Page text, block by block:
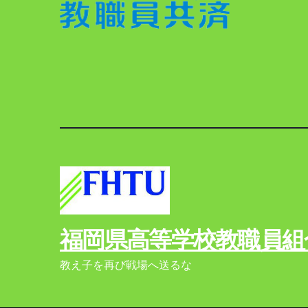
福岡県高等学校教職員
教え子を再び戦場へ送るな